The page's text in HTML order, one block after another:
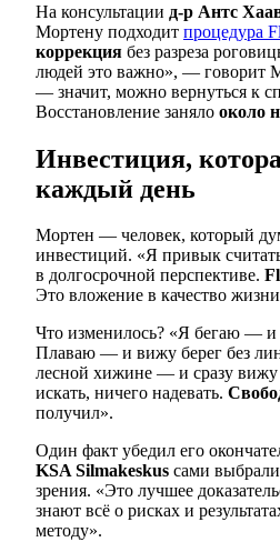
На консультации д-р Антс
Мортену подходит процедура
коррекция без разреза
людей это важно», — говорит
— значит, можно вернуться к
Восстановление заняло около
Инвестиция,
каждый день
Мортен — человек, который
инвестиций. «Я привык
в долгосрочной перспективе.
Это вложение в качество
Что изменилось? «Я бегаю — и
Плаваю — и вижу берег без
лесной хижине — и сразу
искать, ничего надевать.
получил».
Один факт убедил его
KSA Silmakeskus сами
зрения. «Это лучшее
знают всё о рисках и
методу».